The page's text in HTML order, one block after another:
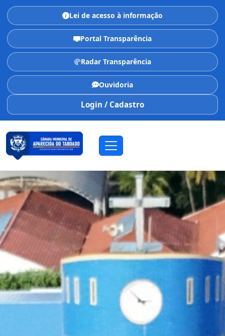
Lei de acesso à informação
Portal Transparência
Radar Transparência
Ouvidoria
Login / Cadastro
CÂMARA MUNICIPAL
Aparecida do Taboado